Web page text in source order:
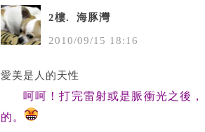
2樓. 海豚灣
2010/09/15 18:16
愛美是人的天性
呵呵！打完雷射或是脈衝光之後
的。